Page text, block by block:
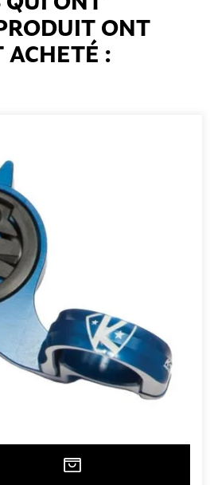
ONT
ACHETÉ :